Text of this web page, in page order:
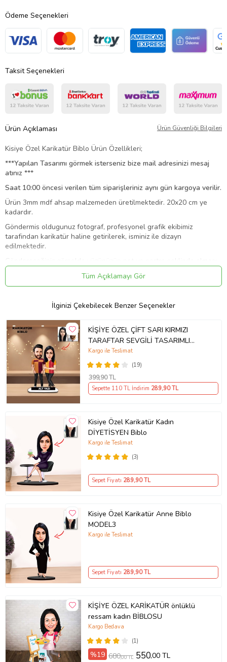
Ödeme Seçenekleri
Taksit Seçenekleri
Ürün Açıklaması Ürün Güvenliği Bilgileri
Kisiye Özel Karikatür Biblo Ürün Özellikleri;
***Yapılan Tasarımı görmek isterseniz bize mail adresinizi mesaj
atınız ***
Saat 10:00 öncesi verilen tüm siparişleriniz aynı gün kargoya verilir.
Ürün 3mm mdf ahsap malzemeden üretilmektedir. 20x20 cm ye
kadardır.
Göndermis oldugunuz fotograf, profesyonel grafik ekibimiz
tarafindan karikatür haline getirilerek, isminiz ile dizayn
edilmektedir.
ürününüzün kalitesini arttırmaktadır.
Resim kalitesi baskı kalitesini doğrudan etkilemektedir.
Diğer tasarım ve farklı ürünler için ürün özeti bölümünden "Tüm
Ürünleri Görüntüle" Butonuna tıklayabilirsiniz.
DİKKAT!
Ürün ahşap oldugu için yüzeyi sert madde ile kazınmamalı
Ürün üzerine kimyasal veya sıvı teması olmamalı.
Ürün Kodu:kcm80030258
Tüm Açıklamayı Gör
İlginizi Çekebilecek Benzer Seçenekler
KİŞİYE ÖZEL ÇİFT SARI KIRMIZI
TARAFTAR SEVGİLİ TASARIMLI
KARİKATÜR BİBLO
(19)
Kargo ile Teslimat
399,90 TL
Sepette 110 TL İndirim 289,90 TL
Kisiye Özel Karikatür Kadın
DİYETİSYEN Biblo
(3)
Kargo ile Teslimat
Sepet Fiyatı 289,90 TL
Kisiye Özel Karikatür Anne Biblo
MODEL3
Kargo ile Teslimat
Sepet Fiyatı 289,90 TL
KİŞİYE ÖZEL KARİKATÜR önlüklü
ressam kadın BİBLOSU
(1)
Kargo Bedava
%19 680,00 TL 550,00 TL